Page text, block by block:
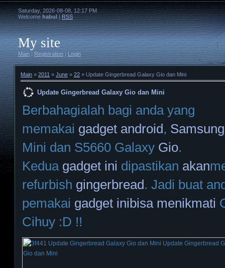
Saturday, 2026-08-08, 12:17 PM
Welcome habul|RSS
My site
Main | Registration| Login
Main » 2011 » June » 22 » Update Gingerbread Galaxy Gio dan Mini
Update Gingerbread Galaxy Gio dan Mini
Berbahagialah bagi anda yang
memakai gadget android, Samsung
Mini dan S5660 Galaxy Gio.
Kedua gadget ini dipastikan akan
refurbish gingerbread. Jadi buat
pemakai gadget inibisa menikmati
Cihuy :D !!